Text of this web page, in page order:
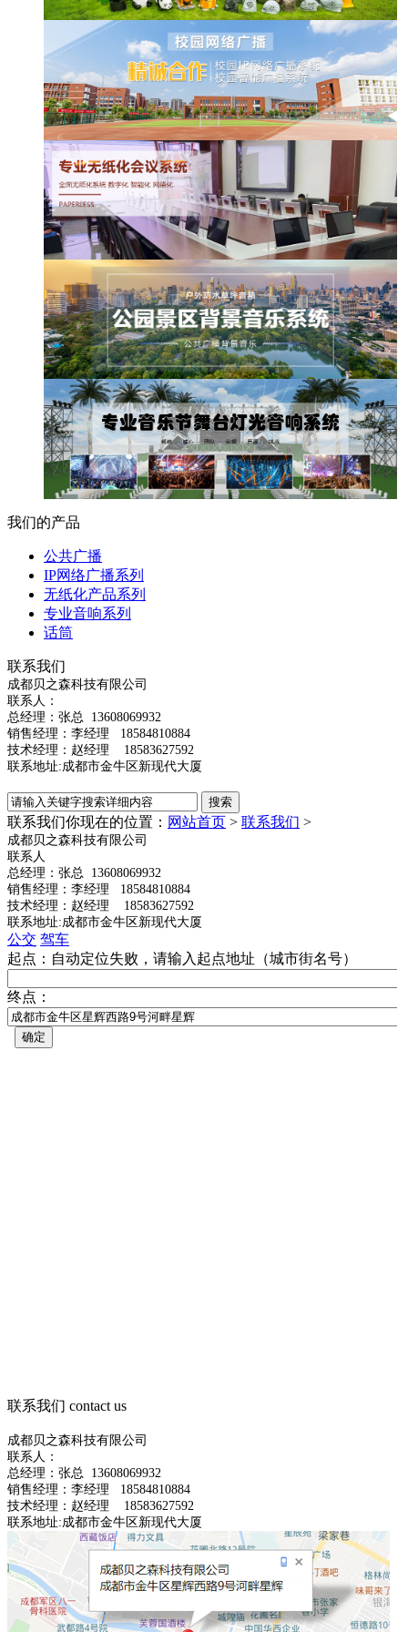
我们的产品
公共广播
IP网络广播系列
无纸化产品系列
专业音响系列
话筒
联系我们
成都贝之森科技有限公司
联系人：
总经理： 张总 13608069932
销售经理：李经理 18584810884
技术经理：赵经理 18583627592
联系地址:成都市金牛区新现代大厦
联系我们你现在的位置： 网站首页 > 联系我们 >
成都贝之森科技有限公司
联系人
总经理： 张总 13608069932
销售经理：李经理 18584810884
技术经理：赵经理 18583627592
联系地址:成都市金牛区新现代大厦
联系我们 contact us
成都贝之森科技有限公司
联系人：
总经理： 张总 13608069932
销售经理：李经理 18584810884
技术经理：赵经理 18583627592
联系地址:成都市金牛区新现代大厦